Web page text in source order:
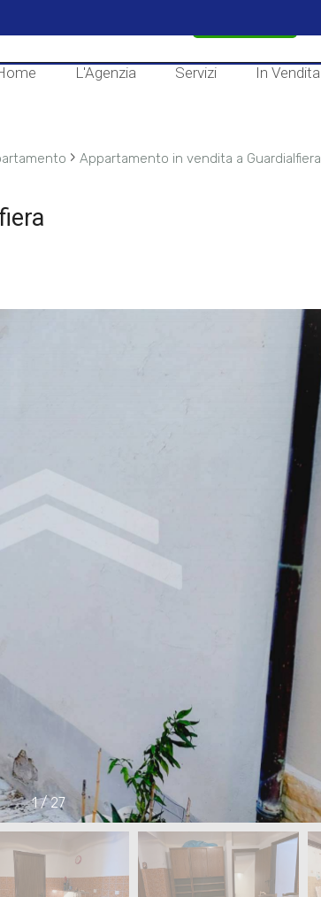
L'Agenzia Servizi In Vendita
› Appartamento in vendita a Guardialfiera
1 / 27